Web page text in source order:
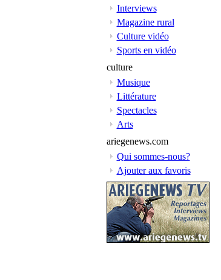
Interviews
Magazine rural
Culture vidéo
Sports en vidéo
culture
Musique
Littérature
Spectacles
Arts
ariegenews.com
Qui sommes-nous?
Ajouter aux favoris